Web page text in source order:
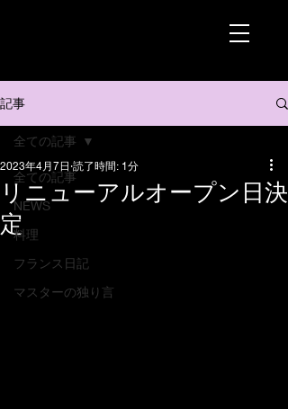
記事
全ての記事
NEWS
料理
フランス日記
マスターの独り言
全ての記事
リニューアルオープン日決
定
2023年4月7日 読了時間: 1分